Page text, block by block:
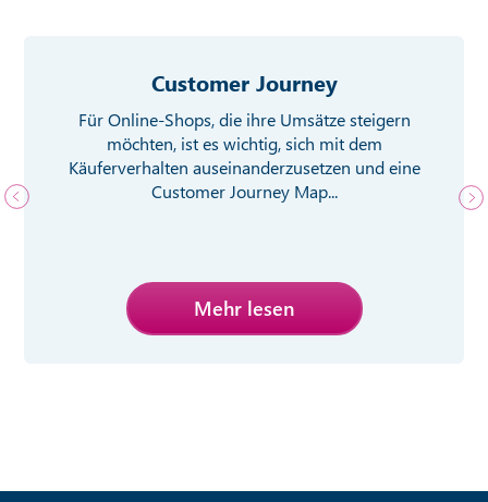
Customer Journey
Für Online-Shops, die ihre Umsätze steigern
möchten, ist es wichtig, sich mit dem
Käuferverhalten auseinanderzusetzen und eine
Customer Journey Map...
Mehr lesen